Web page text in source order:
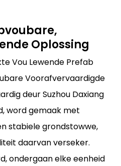
Oplossing
Vou Lewende Prefab
Voorafvervaardigde
deur Suzhou Daxiang
word gemaak met
stabiele grondstowwe,
daarvan verseker.
ondergaan elke eenheid